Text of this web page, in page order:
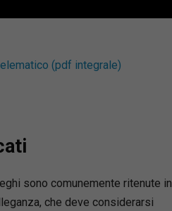
(pdf integrale)
sono comunemente ritenute in
che deve considerarsi